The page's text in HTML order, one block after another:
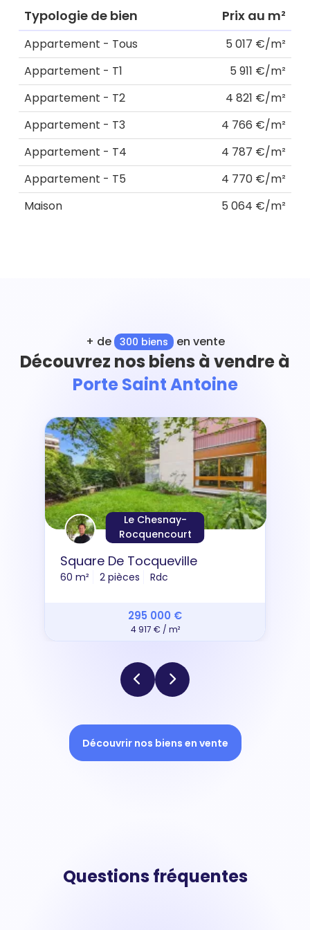
Typologie de bien Prix au m²
Appartement - Tous
5 017 €/m²
Appartement - T1
5 911 €/m²
Appartement - T2
4 821 €/m²
Appartement - T3
4 766 €/m²
Appartement - T4
4 787 €/m²
Appartement - T5
4 770 €/m²
Maison
5 064 €/m²
+ de 300 biens en vente
Découvrez nos biens à vendre à
Porte Saint Antoine
Le Chesnay-
Rocquencourt
Square De Tocqueville
60 m² 2 pièces Rdc
295 000 €
4 917 € / m²
Découvrir nos biens en vente
Questions fréquentes